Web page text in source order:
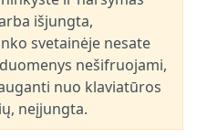
išjungta,
svetainėje nesate
nešifruojami,
nuo klaviatūros
neįjungta.